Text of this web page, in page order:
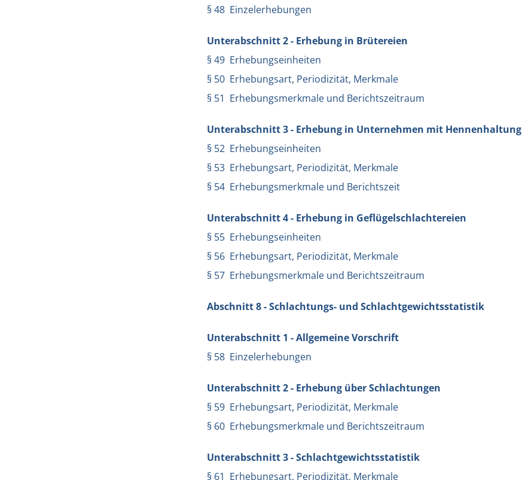
§ 48 Einzelerhebungen
Unterabschnitt 2 - Erhebung in Brütereien
§ 49 Erhebungseinheiten
§ 50 Erhebungsart, Periodizität, Merkmale
§ 51 Erhebungsmerkmale und Berichtszeitraum
Unterabschnitt 3 - Erhebung in Unternehmen mit Hennenhaltung
§ 52 Erhebungseinheiten
§ 53 Erhebungsart, Periodizität, Merkmale
§ 54 Erhebungsmerkmale und Berichtszeit
Unterabschnitt 4 - Erhebung in Geflügelschlachtereien
§ 55 Erhebungseinheiten
§ 56 Erhebungsart, Periodizität, Merkmale
§ 57 Erhebungsmerkmale und Berichtszeitraum
Abschnitt 8 - Schlachtungs- und Schlachtgewichtsstatistik
Unterabschnitt 1 - Allgemeine Vorschrift
§ 58 Einzelerhebungen
Unterabschnitt 2 - Erhebung über Schlachtungen
§ 59 Erhebungsart, Periodizität, Merkmale
§ 60 Erhebungsmerkmale und Berichtszeitraum
Unterabschnitt 3 - Schlachtgewichtsstatistik
§ 61 Erhebungsart, Periodizität, Merkmale